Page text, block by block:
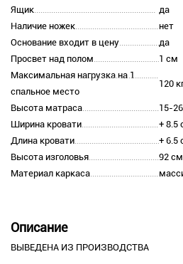
Ящик
да
Наличие ножек
нет
Основание входит в цену
да
Просвет над полом
1 см
Максимальная нагрузка на 1
спальное место
120
Высота матраса
15-
Ширина кровати
+ 8.5
Длина кровати
+ 6.5
Высота изголовья
92 см
Материал каркаса
Описание
ВЫВЕДЕНА ИЗ ПРОИЗВОДСТВА